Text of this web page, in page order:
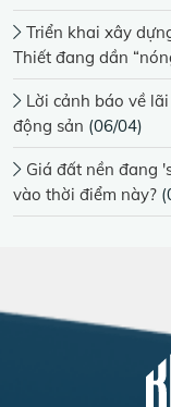
Triển khai xây
Thiết đang dần
Lời cảnh báo về
động sản (06/04)
Giá đất nền đang
vào thời điểm này?